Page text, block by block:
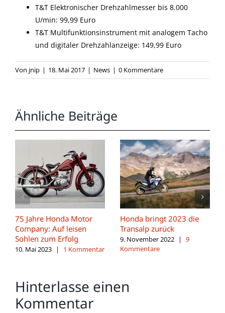
T&T Elektronischer Drehzahlmesser bis 8.000
U/min: 99,99 Euro
T&T Multifunktionsinstrument mit analogem Tacho
und digitaler Drehzahlanzeige: 149,99 Euro
Von jnip | 18. Mai 2017 | News | 0 Kommentare
Ähnliche Beiträge
75 Jahre Honda Motor
Company: Auf leisen
Sohlen zum Erfolg
10. Mai 2023 | 1 Kommentar
Honda bringt 2023 die
Transalp zurück
9. November 2022 |
9
Kommentare
Hinterlasse einen
Kommentar